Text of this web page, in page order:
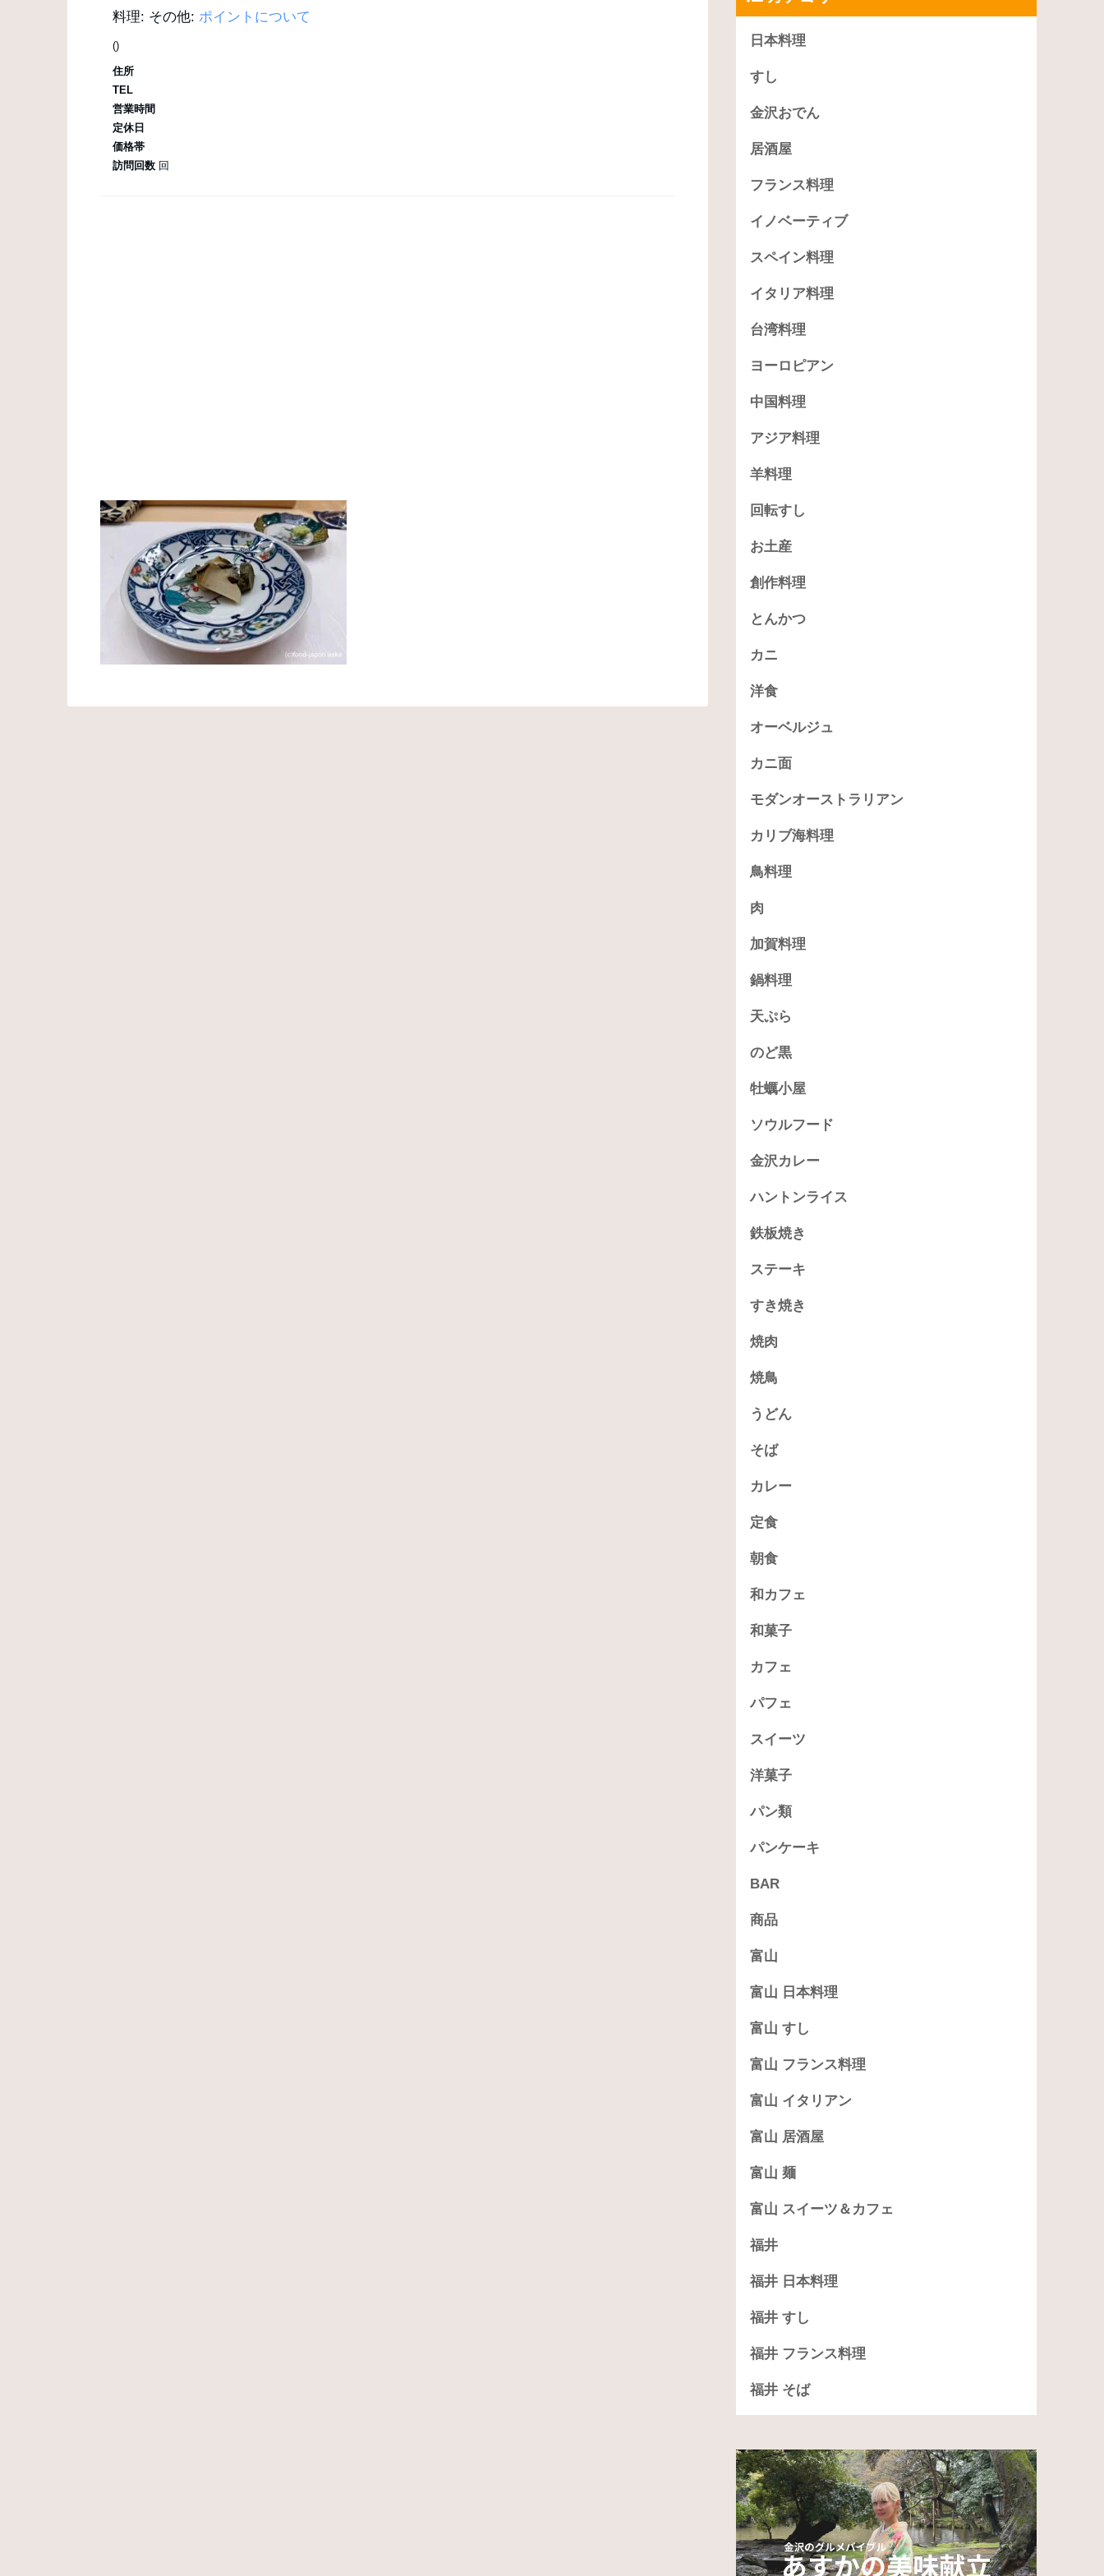
料理: その他: ポイントについて
()
住所
TEL
営業時間
定休日
価格帯
訪問回数 回
日本料理
すし
金沢おでん
居酒屋
フランス料理
イノベーティブ
スペイン料理
イタリア料理
台湾料理
ヨーロピアン
中国料理
アジア料理
羊料理
回転すし
お土産
創作料理
とんかつ
カニ
洋食
オーベルジュ
カニ面
モダンオーストラリアン
カリブ海料理
鳥料理
肉
加賀料理
鍋料理
天ぷら
のど黒
牡蠣小屋
ソウルフード
金沢カレー
ハントンライス
鉄板焼き
ステーキ
すき焼き
焼肉
焼鳥
うどん
そば
カレー
定食
朝食
和カフェ
和菓子
カフェ
パフェ
スイーツ
洋菓子
パン類
パンケーキ
BAR
商品
富山
富山 日本料理
富山 すし
富山 フランス料理
富山 イタリアン
富山 居酒屋
富山 麺
富山 スイーツ＆カフェ
福井
福井 日本料理
福井 すし
福井 フランス料理
福井 そば